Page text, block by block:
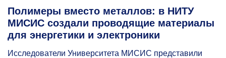
Полимеры вместо металлов: в НИТУ
МИСИС создали проводящие материалы
для энергетики и электроники
Исследователи Университета МИСИС представили